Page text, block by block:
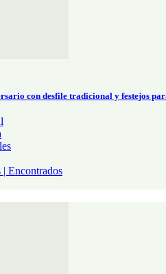
con desfile tradicional y festejos
Encontrados